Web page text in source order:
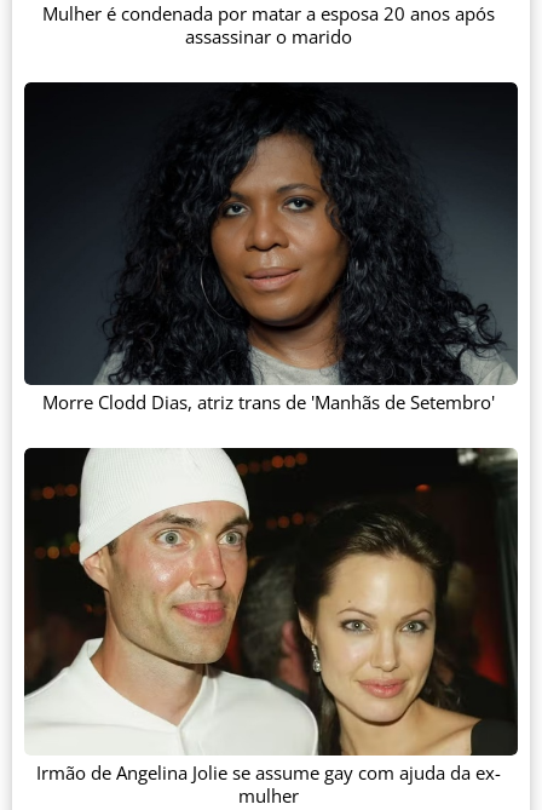
Mulher é condenada por matar a esposa 20 anos após
assassinar o marido
Morre Clodd Dias, atriz trans de 'Manhãs de Setembro'
Irmão de Angelina Jolie se assume gay com ajuda da ex-
mulher